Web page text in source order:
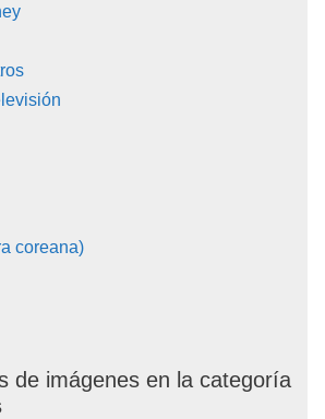
coreana)
de imágenes en la categoría